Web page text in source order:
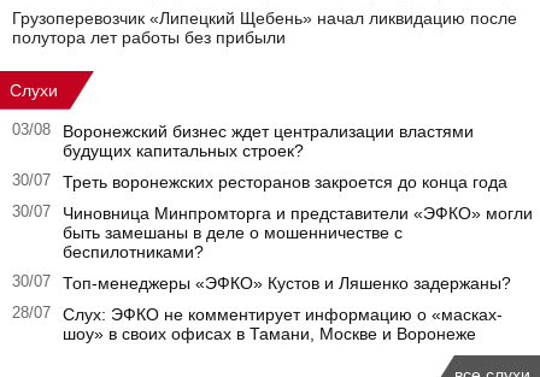
Грузоперевозчик «Липецкий Щебень» начал ликвидацию после
полутора лет работы без прибыли
Слухи
03/08
Воронежский бизнес ждет централизации властями
будущих капитальных строек?
30/07 Треть воронежских ресторанов закроется до конца года
30/07
Чиновница Минпромторга и представители «ЭФКО» могли
быть замешаны в деле о мошенничестве с
беспилотниками?
30/07 Топ-менеджеры «ЭФКО» Кустов и Ляшенко задержаны?
28/07
Слух: ЭФКО не комментирует информацию о «масках-
шоу» в своих офисах в Тамани, Москве и Воронеже